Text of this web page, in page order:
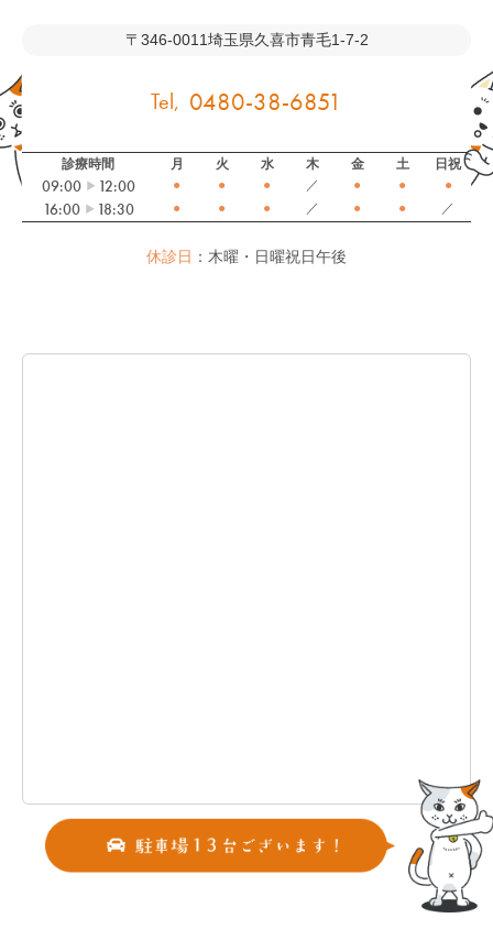
〒346-0011埼玉県久喜市青毛1-7-2
0480-38-6851
診療時間 月 火 水 木 金 土 日祝
09:00 12:00 ● ● ● ／ ● ● ●
16:00 18:30 ● ● ● ／ ● ● ／
休診日 ：木曜・日曜祝日午後